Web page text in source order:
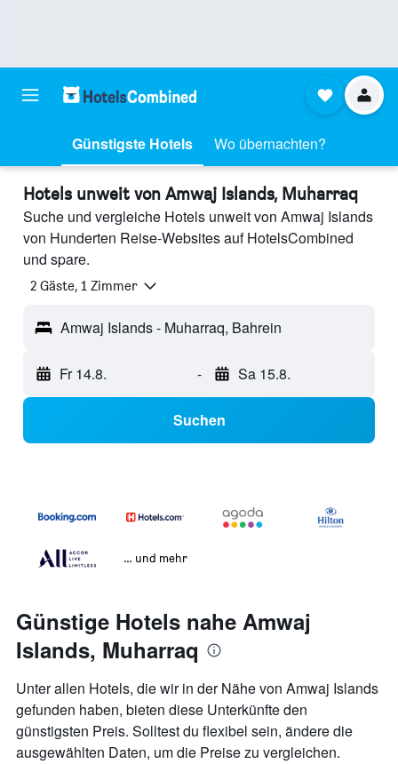
Günstigste Hotels Wo übernachten?
Hotels unweit von Amwaj Islands, Muharraq
Suche und vergleiche Hotels unweit von Amwaj Islands
von Hunderten Reise-Websites auf HotelsCombined
und spare.
2 Gäste, 1 Zimmer
Amwaj Islands - Muharraq, Bahrein
Fr 14.8. - Sa 15.8.
Suchen
… und mehr
Günstige Hotels nahe Amwaj
Islands, Muharraq
Unter allen Hotels, die wir in der Nähe von Amwaj Islands
gefunden haben, bieten diese Unterkünfte den
günstigsten Preis. Solltest du flexibel sein, ändere die
ausgewählten Daten, um die Preise zu vergleichen.